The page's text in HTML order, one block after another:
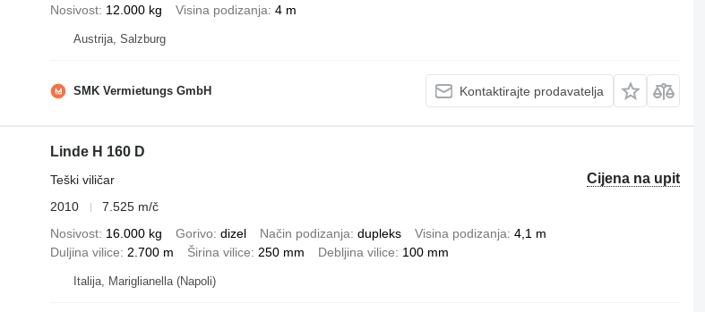
Nosivost 12.000 kg Visina podizanja 4 m
Austrija, Salzburg
SMK Vermietungs GmbH Kontaktirajte prodavatelja
Linde H 160 D
Cijena na upit
Teški viličar
2010
7.525 m/č
Nosivost 16.000 kg Gorivo dizel Način podizanja dupleks Visina podizanja 4,1 m
Duljina vilice
2.700 m Širina vilice 250 mm Debljina vilice 100 mm
Italija, Mariglianella (Napoli)